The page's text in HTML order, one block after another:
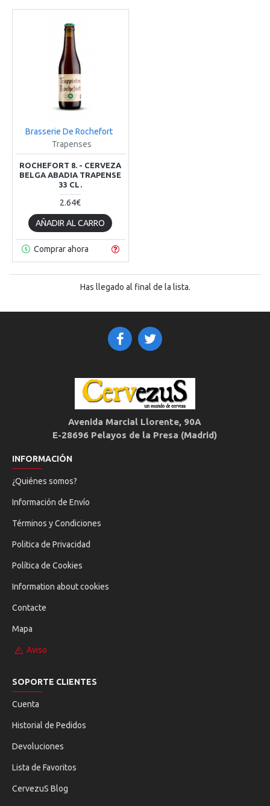
Brasserie De Rochefort
Trapenses
ROCHEFORT 8. - CERVEZA
BELGA ABADIA TRAPENSE
33 CL.
2.64€
AÑADIR AL CARRO
Comprar ahora
Has llegado al final de la lista.
Avenida Marcial Llorente, 90A
E-28696 Pelayos de la Presa (Madrid)
INFORMACIÓN
¿Quiénes somos?
Información de Envío
Términos y Condiciones
Politica de Privacidad
Política de Cookies
Information about cookies
Contacte
Mapa
Aviso
SOPORTE CLIENTES
Cuenta
Historial de Pedidos
Devoluciones
Lista de Favoritos
CervezuS Blog